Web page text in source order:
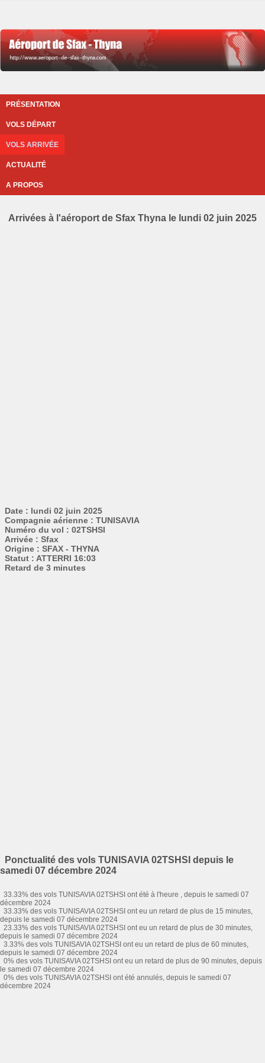
PRÉSENTATION
VOLS DÉPART
VOLS ARRIVÉE
ACTUALITÉ
A PROPOS
Arrivées à l'aéroport de Sfax Thyna le lundi 02 juin 2025
Date : lundi 02 juin 2025
Compagnie aérienne : TUNISAVIA
Numéro du vol : 02TSHSI
Arrivée : Sfax
Origine : SFAX - THYNA
Statut : ATTERRI 16:03
Retard de 3 minutes
Ponctualité des vols TUNISAVIA 02TSHSI depuis le
samedi 07 décembre 2024
33.33% des vols TUNISAVIA 02TSHSI ont été à l'heure , depuis le samedi 07
décembre 2024
33.33% des vols TUNISAVIA 02TSHSI ont eu un retard de plus de 15 minutes,
depuis le samedi 07 décembre 2024
23.33% des vols TUNISAVIA 02TSHSI ont eu un retard de plus de 30 minutes,
depuis le samedi 07 décembre 2024
3.33% des vols TUNISAVIA 02TSHSI ont eu un retard de plus de 60 minutes,
depuis le samedi 07 décembre 2024
0% des vols TUNISAVIA 02TSHSI ont eu un retard de plus de 90 minutes, depuis
le samedi 07 décembre 2024
0% des vols TUNISAVIA 02TSHSI ont été annulés, depuis le samedi 07
décembre 2024